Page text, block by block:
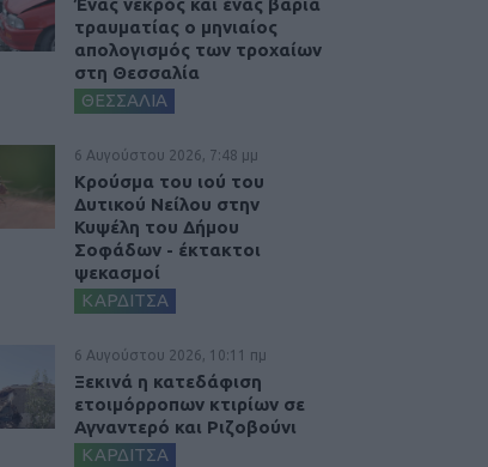
Ένας νεκρός και ένας βαριά
τραυματίας ο μηνιαίος
απολογισμός των τροχαίων
στη Θεσσαλία
ΘΕΣΣΑΛΙΑ
6 Αυγούστου 2026, 7:48 μμ
Κρούσμα του ιού του
Δυτικού Νείλου στην
Κυψέλη του Δήμου
Σοφάδων - έκτακτοι
ψεκασμοί
ΚΑΡΔΙΤΣΑ
6 Αυγούστου 2026, 10:11 πμ
Ξεκινά η κατεδάφιση
ετοιμόρροπων κτιρίων σε
Αγναντερό και Ριζοβούνι
ΚΑΡΔΙΤΣΑ